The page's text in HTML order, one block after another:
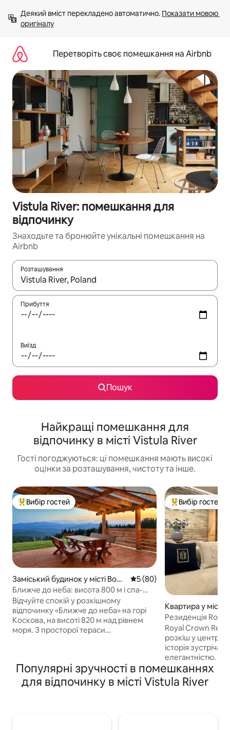
вмісту
Деякий вміст перекладено автоматично. Показати мовою
оригіналу
Перетворіть своє помешкання на Airbnb
Vistula River: помешкання для
відпочинку
Знаходьте та бронюйте унікальні помешкання на
Airbnb
Розташування
Отримавши результати пошуку, використовуйте для
Прибуття
Виїзд
Пошук
Найкращі помешкання для
відпочинку в місті Vistula River
Гості погоджуються: ці помешкання мають високі
оцінки за розташування, чистоту та інше.
Топ вибір гостей
Вибір гостей
Заміський будинок у місті Bogd
anówka
Середня оцінка: 5 з 5,
5 (80)
Ближче до неба: висота 800 м і спа-
центр на відкритому повітрі
Відчуйте спокій у розкішному
відпочинку «Ближче до неба» на горі
Коскова, на висоті 820 м над рівнем
моря. З просторої тераси
кв. м оточений приватною територією
площею 2300 кв. м. Відпочиньте в
цілорічному спа-центрі на 5 осіб без
Топ вибір гостей
Вибір гостей
Квартира у місті
Резиденція
Розкіш у Старому
Royal Crown
розкіш у центрі
історія
елегантністю.
відновленій
пропонує спокій,
позачасовий
Популярні зручності в помешканнях
для відпочинку в місті Vistula River